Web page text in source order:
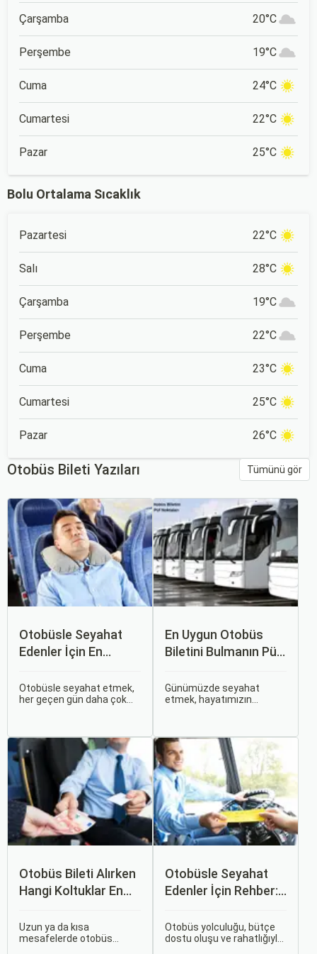
Çarşamba 20°C
Perşembe 19°C
Cuma 24°C
Cumartesi 22°C
Pazar 25°C
Bolu Ortalama Sıcaklık
Pazartesi 22°C
Salı 28°C
Çarşamba 19°C
Perşembe 22°C
Cuma 23°C
Cumartesi 25°C
Pazar 26°C
Otobüs Bileti Yazıları Tümünü gör
Otobüsle Seyahat
Edenler İçin En
İpuçları
Otobüsle seyahat etmek,
her geçen gün daha çok
İçin En Konforlu Rotalar ve
İpuçları başlıklı bu
rehberde, otobüs
yolculuğunuzu konforlu ve
keyifli hale getirmek için
bilmeniz gereken her şeyi
bulacaksınız.
En Uygun Otobüs
Biletini Bulmanın Püf
Sorgulamax.com
İpuçları
Günümüzde seyahat
etmek, hayatımızın
seyahat etmek için çeşitli
ulaşım seçenekleri
arasından en uygun olanı
seçmek oldukça önemlidir.
Otobüs Bileti Alırken
Hangi Koltuklar En
Rehberi
Uzun ya da kısa
mesafelerde otobüs
Otobüsle Seyahat
Edenler İçin Rehber:
Koltuk Seçimine
Otobüs yolculuğu, bütçe
dostu oluşu ve rahatlığıyla